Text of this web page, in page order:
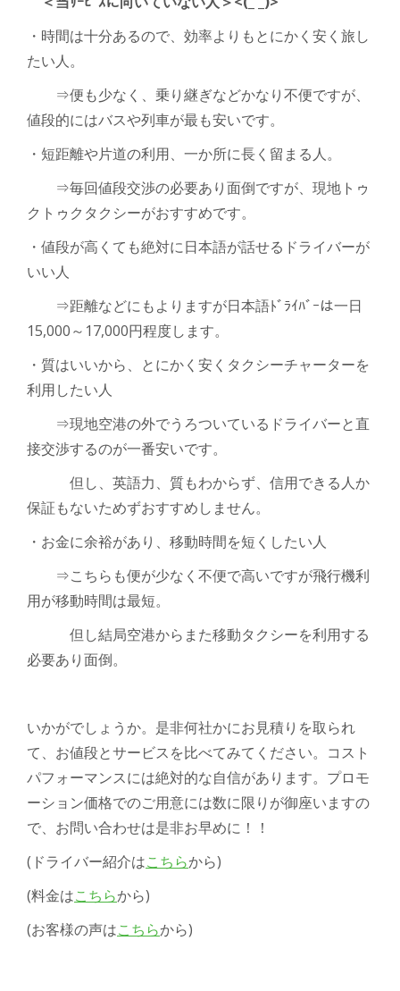
・時間は十分あるので、効率よりもとにかく安く旅し
たい人。
⇒便も少なく、乗り継ぎなどかなり不便ですが、
値段的にはバスや列車が最も安いです。
・短距離や片道の利用、一か所に長く留まる人。
⇒毎回値段交渉の必要あり面倒ですが、現地トゥ
クトゥクタクシーがおすすめです。
・値段が高くても絶対に日本語が話せるドライバーが
いい人
⇒距離などにもよりますが日本語ﾄﾞﾗｲﾊﾞｰは一日
15,000～ 17,000円程度します。
・質はいいから、とにかく安くタクシーチャーターを
利用したい人
⇒現地空港の外でうろついているドライバーと直
接交渉するのが一番安いです。
但し、英語力、質もわからず、 信用できる人か
保証もないためずおすすめしません。
・お金に余裕があり、移動時間を短くしたい人
⇒こちらも便が少なく不便で高いですが飛行機利
用が移動時間は最短。
但し結局空港からまた移動タクシーを利用する
必要あり面倒。
いかがでしょうか。是非何社かにお見積りを取られ
て、お値段とサービスを比べてみてください。コスト
パフォーマンスには絶対的な自信があります。プロモ
ーション価格でのご用意には数に限りが御座いますの
で、お問い合わせは是非お早めに！！
(ドライバー紹介はこちらから)
(料金はこちらから)
(お客様の声はこちらから)